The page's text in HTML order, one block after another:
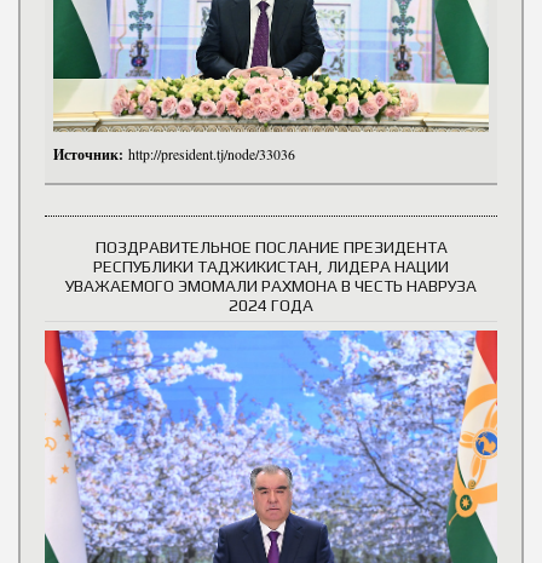
Источник: http://president.tj/node/33036
ПОЗДРАВИТЕЛЬНОЕ ПОСЛАНИЕ ПРЕЗИДЕНТА
РЕСПУБЛИКИ ТАДЖИКИСТАН, ЛИДЕРА НАЦИИ
УВАЖАЕМОГО ЭМОМАЛИ РАХМОНА В ЧЕСТЬ НАВРУЗА
2024 ГОДА